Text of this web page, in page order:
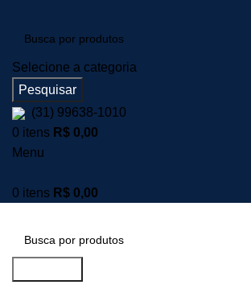
Selecione a categoria
Pesquisar
(31) 99638-1010
0 itens R$ 0,00
Menu
0 itens R$ 0,00